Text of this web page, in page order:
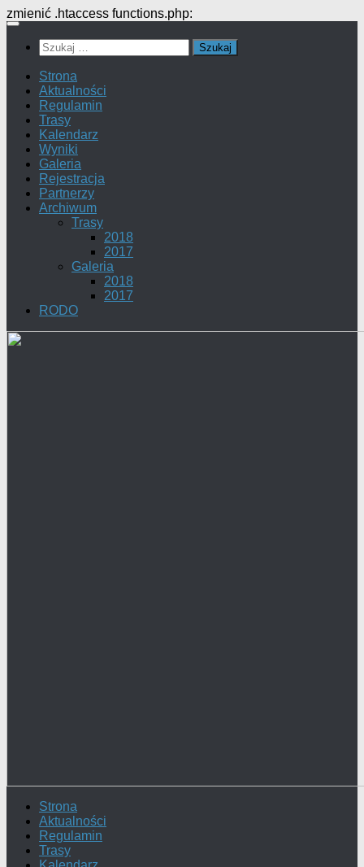
zmienić .htaccess functions.php:
Przejdź
Szukaj:
Strona
Aktualności
Regulamin
Trasy
Kalendarz
Wyniki
Galeria
Rejestracja
Partnerzy
Archiwum
Trasy
2018
2017
Galeria
2018
2017
RODO
Strona
Aktualności
Regulamin
Trasy